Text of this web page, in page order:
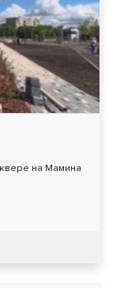
на Мамина